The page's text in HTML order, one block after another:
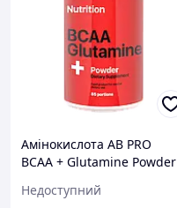
Амінокислота AB PRO
BCAA + Glutamine Powder
Недоступний